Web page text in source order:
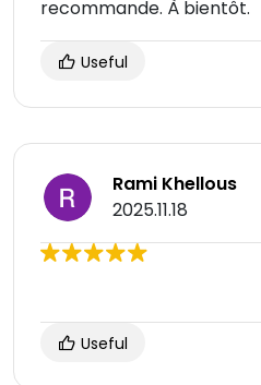
recommande. À bientôt.
Useful
Rami Khellous
2025.11.18
Useful